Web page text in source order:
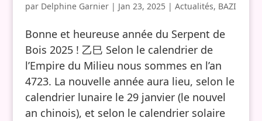
par Delphine Garnier| Jan 23, 2025| Actualités, BAZI
Bonne et heureuse année du Serpent de
Bois 2025 ! 乙巳 Selon le calendrier de
l’Empire du Milieu nous sommes en l’an
4723. La nouvelle année aura lieu, selon le
calendrier lunaire le 29 janvier (le nouvel
an chinois), et selon le calendrier solaire